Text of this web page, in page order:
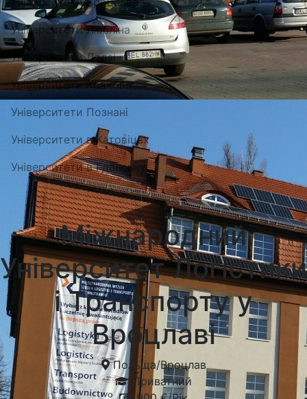
Університети Любліна
Університети Лодзі
Університети Кракова
Університети Познані
Університети в Катовіцах
Університети в Гданську
Міжнародний
Університет Логістики
і Транспорту у
Вроцлаві
Польща/Вроцлав
Приватний